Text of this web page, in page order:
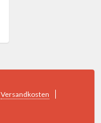
Versandkosten